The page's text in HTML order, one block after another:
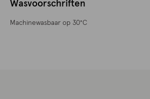
Wasvoorschriften
Machinewasbaar op 30°C